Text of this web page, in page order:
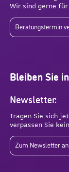
Wir sind gerne
Beratungstermin
Bleiben Sie
Newsletter:
Tragen Sie sich
verpassen Sie
Zum Newsletter